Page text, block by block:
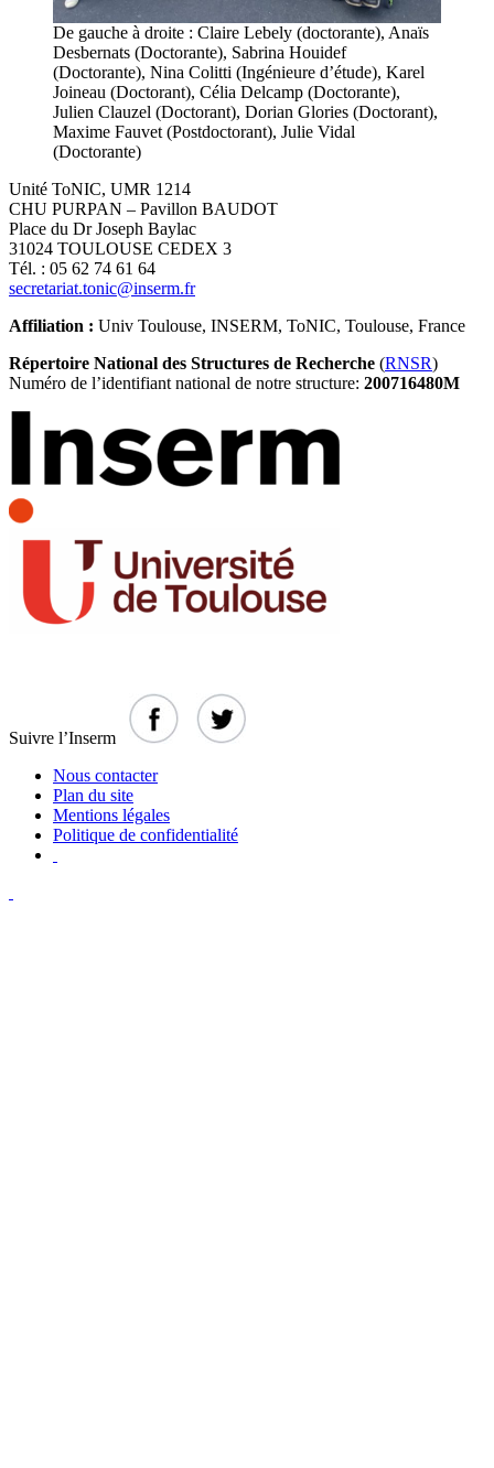
De gauche à droite : Claire Lebely (doctorante), Anaïs
Desbernats (Doctorante), Sabrina Houidef
(Doctorante), Nina Colitti (Ingénieure d’étude), Karel
Joineau (Doctorant), Célia Delcamp (Doctorante),
Julien Clauzel (Doctorant), Dorian Glories (Doctorant),
Maxime Fauvet (Postdoctorant), Julie Vidal
(Doctorante)
Unité ToNIC, UMR 1214
CHU PURPAN – Pavillon BAUDOT
Place du Dr Joseph Baylac
31024 TOULOUSE CEDEX 3
Tél. : 05 62 74 61 64
secretariat.tonic@inserm.fr
Affiliation : Univ Toulouse, INSERM, ToNIC, Toulouse, France
Répertoire National des Structures de Recherche (RNSR)
Numéro de l’identifiant national de notre structure: 200716480M
Suivre l’Inserm
Nous contacter
Plan du site
Mentions légales
Politique de confidentialité